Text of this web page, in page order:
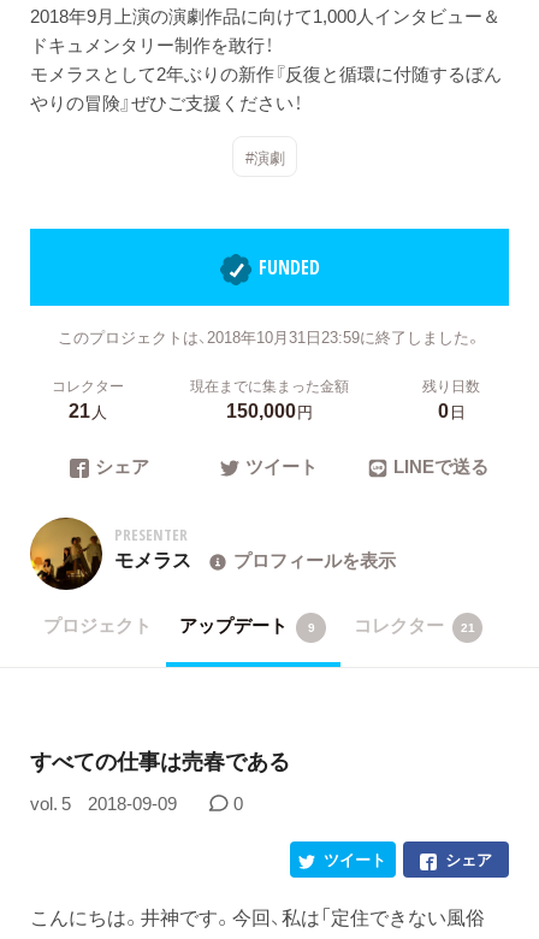
2018年9月上演の演劇作品に向けて1,000人インタビュー＆
ドキュメンタリー制作を敢行！
モメラスとして2年ぶりの新作『反復と循環に付随するぼん
やりの冒険』ぜひご支援ください！
#演劇
FUNDED
このプロジェクトは、2018年10月31日23:59に終了しました。
コレクター
21人
現在までに集まった金額
150,000円
残り日数
0日
シェア ツイート LINEで送る
PRESENTER
モメラス プロフィールを表示
プロジェクト アップデート 9 コレクター 21
​すべての仕事は売春である
vol. 5 2018-09-09 0
シェア
ツイート
こんにちは。井神です。今回、私は「定住できない風俗